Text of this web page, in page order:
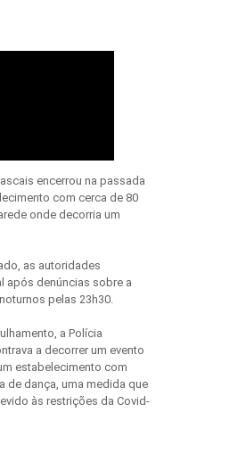
encerrou na passada
com cerca de 80
onde decorria um
as autoridades
após denúncias sobre a
pelas 23h30.
a Polícia
a decorrer um evento
estabelecimento com
de dança, uma medida que
às restrições da Covid-